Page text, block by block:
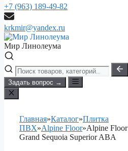
+7 (963) 189-49-82
krkmir@yandex.ru
Мир Линолеума
Задать вопрос →
Главная»Каталог»Плитка
ПВХ»Alpine Floor»Alpine Floor
Grand Sequoia Superior ABA